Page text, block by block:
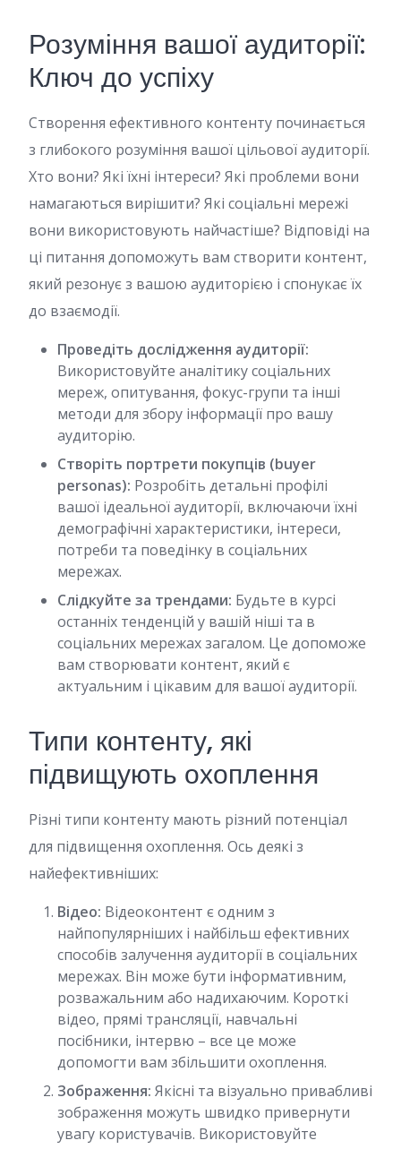
Розуміння вашої аудиторії:
Ключ до успіху
Створення ефективного контенту починається
з глибокого розуміння вашої цільової аудиторії.
Хто вони? Які їхні інтереси? Які проблеми вони
намагаються вирішити? Які соціальні мережі
вони використовують найчастіше? Відповіді на
ці питання допоможуть вам створити контент,
який резонує з вашою аудиторією і спонукає їх
до взаємодії.
Проведіть дослідження аудиторії:
Використовуйте аналітику соціальних
мереж, опитування, фокус-групи та інші
методи для збору інформації про вашу
аудиторію.
Створіть портрети покупців (buyer
personas): Розробіть детальні профілі
вашої ідеальної аудиторії, включаючи їхні
демографічні характеристики, інтереси,
потреби та поведінку в соціальних
мережах.
Слідкуйте за трендами: Будьте в курсі
останніх тенденцій у вашій ніші та в
соціальних мережах загалом. Це допоможе
вам створювати контент, який є
актуальним і цікавим для вашої аудиторії.
Типи контенту, які
підвищують охоплення
Різні типи контенту мають різний потенціал
для підвищення охоплення. Ось деякі з
найефективніших:
Відео: Відеоконтент є одним з
найпопулярніших і найбільш ефективних
способів залучення аудиторії в соціальних
мережах. Він може бути інформативним,
розважальним або надихаючим. Короткі
відео, прямі трансляції, навчальні
посібники, інтервю – все це може
допомогти вам збільшити охоплення.
Зображення: Якісні та візуально привабливі
зображення можуть швидко привернути
увагу користувачів. Використовуйте